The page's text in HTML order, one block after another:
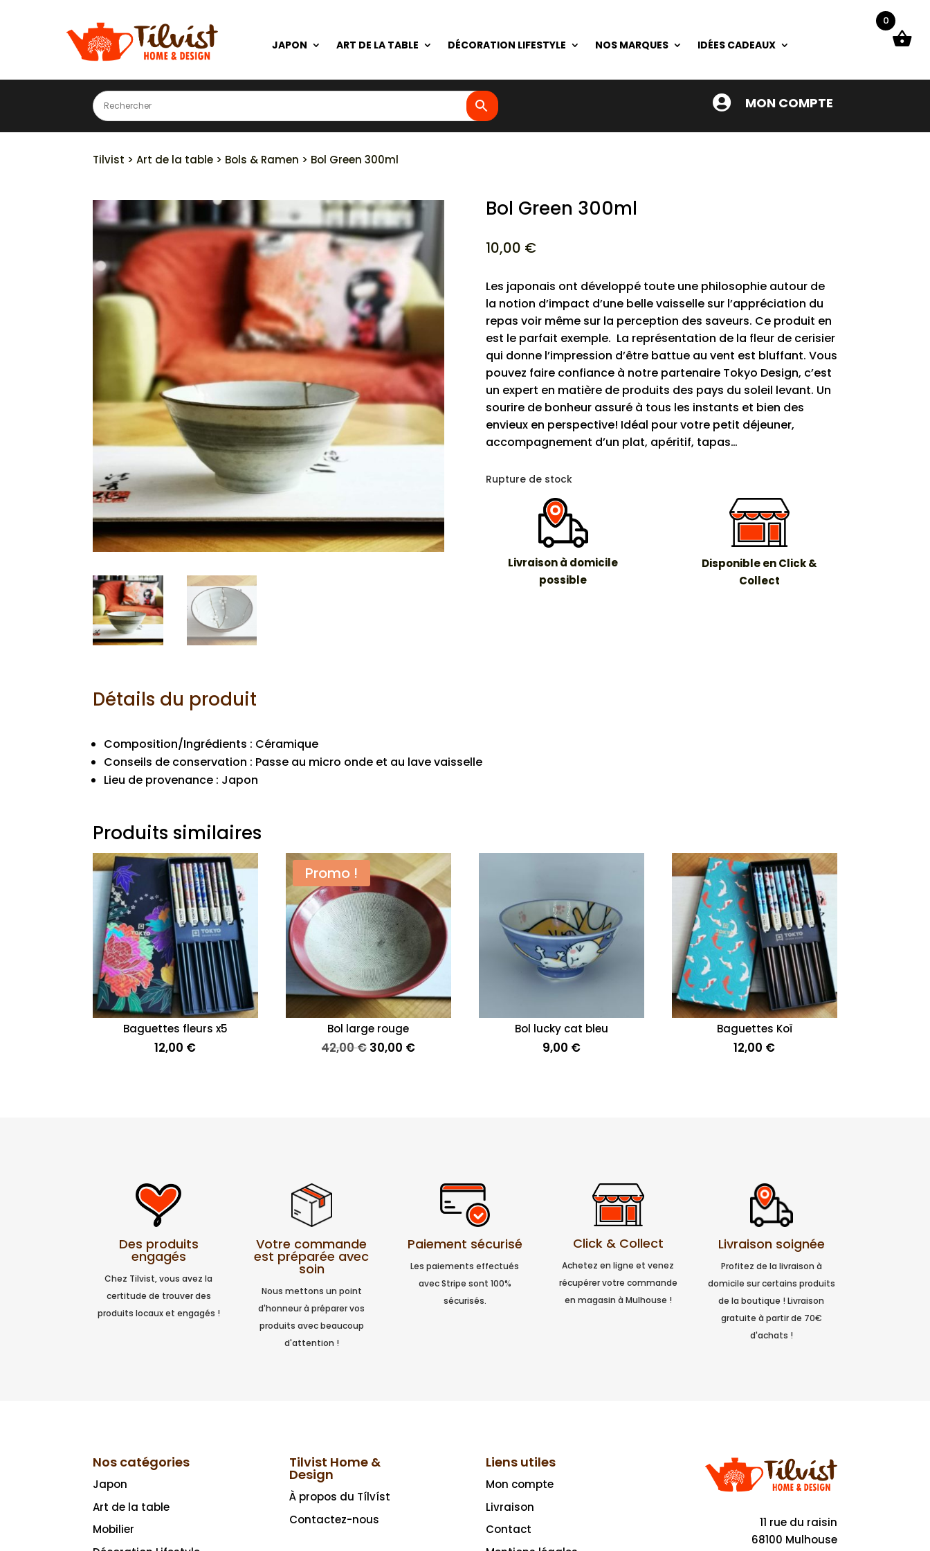
JAPON ART DE LA TABLE DÉCORATION LIFESTYLE NOS MARQUES IDÉES CADEAUX
 MON COMPTE
Tilvist >Art de la table > Bols & Ramen > Bol Green 300ml
Bol Green 300ml
10,00 €
Les japonais ont développé toute une philosophie autour de
la notion d’impact d’une belle vaisselle sur l’appréciation du
repas voir même sur la perception des saveurs. Ce produit en
est le parfait exemple. La représentation de la fleur de cerisier
qui donne l’impression d’être battue au vent est bluffant. Vous
pouvez faire confiance à notre partenaire Tokyo Design, c’est
un expert en matière de produits des pays du soleil levant. Un
sourire de bonheur assuré à tous les instants et bien des
envieux en perspective! Idéal pour votre petit déjeuner,
accompagnement d’un plat, apéritif, tapas…
Rupture de stock
Livraison à domicile
possible
Disponible en Click &
Collect
Détails du produit
Composition/Ingrédients : Céramique
Conseils de conservation : Passe au micro onde et au lave vaisselle
Lieu de provenance : Japon
Produits similaires
Baguettes fleurs x5
12,00 €
Promo !
Bol large rouge
42,00€Le
30,00 €Le
Bol lucky cat bleu
9,00 €
Baguettes Koï
12,00 €
Des produits
engagés
Chez Tilvist, vous avez la
certitude de trouver des
produits locaux et engagés !
Votre commande
est préparée avec
soin
Nous mettons un point
d'honneur à préparer vos
produits avec beaucoup
d'attention !
Paiement sécurisé
Les paiements effectués
avec Stripe sont 100%
sécurisés.
Click & Collect
Achetez en ligne et venez
récupérer votre commande
en magasin à Mulhouse !
Livraison soignée
Profitez de la livraison à
domicile sur certains produits
de la boutique ! Livraison
gratuite à partir de 70€
d'achats !
Nos catégories
Japon
Art de la table
Mobilier
Tilvist Home &
Design
À propos du Tílvíst
Contactez-nous
Liens utiles
Mon compte
Livraison
Contact
11 rue du raisin
68100 Mulhouse
0